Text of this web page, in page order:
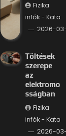
Fizika
infók - Kata
2026-
Töltések
szerepe
az
elektromo
sságban
Fizika
infók - Kata
2026-